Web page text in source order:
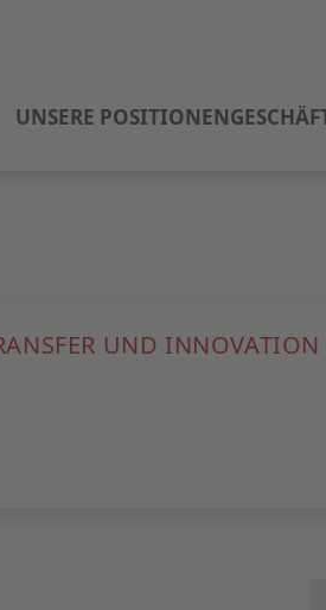
UNSERE POSITIONEN
UND INNOVATION